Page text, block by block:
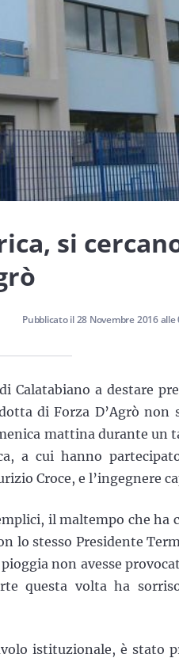
si
Pubblicato il28 Novembre 2016alle
Calatabiano a destare
di Forza D’Agrò
mattina durante un
a cui hanno
Croce, e l’ingegnere
il maltempo che
lo stesso Presidente
pioggia non avesse
questa volta ha
istituzionale, è stato